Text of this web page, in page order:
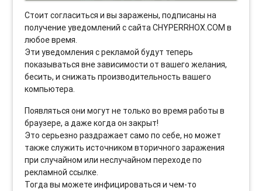
Стоит согласиться и вы заражены, подписаны на
получение уведомлений с сайта CHYPERRHOX.COM в
любое время.
Эти уведомления с рекламой будут теперь
показываться вне зависимости от вашего желания,
бесить, и снижать производительность вашего
компьютера.
Появляться они могут не только во время работы в
браузере, а даже когда он закрыт!
Это серьезно раздражает само по себе, но может
также служить источником вторичного заражения
при случайном или неслучайном переходе по
рекламной ссылке.
Тогда вы можете инфицироваться и чем-то